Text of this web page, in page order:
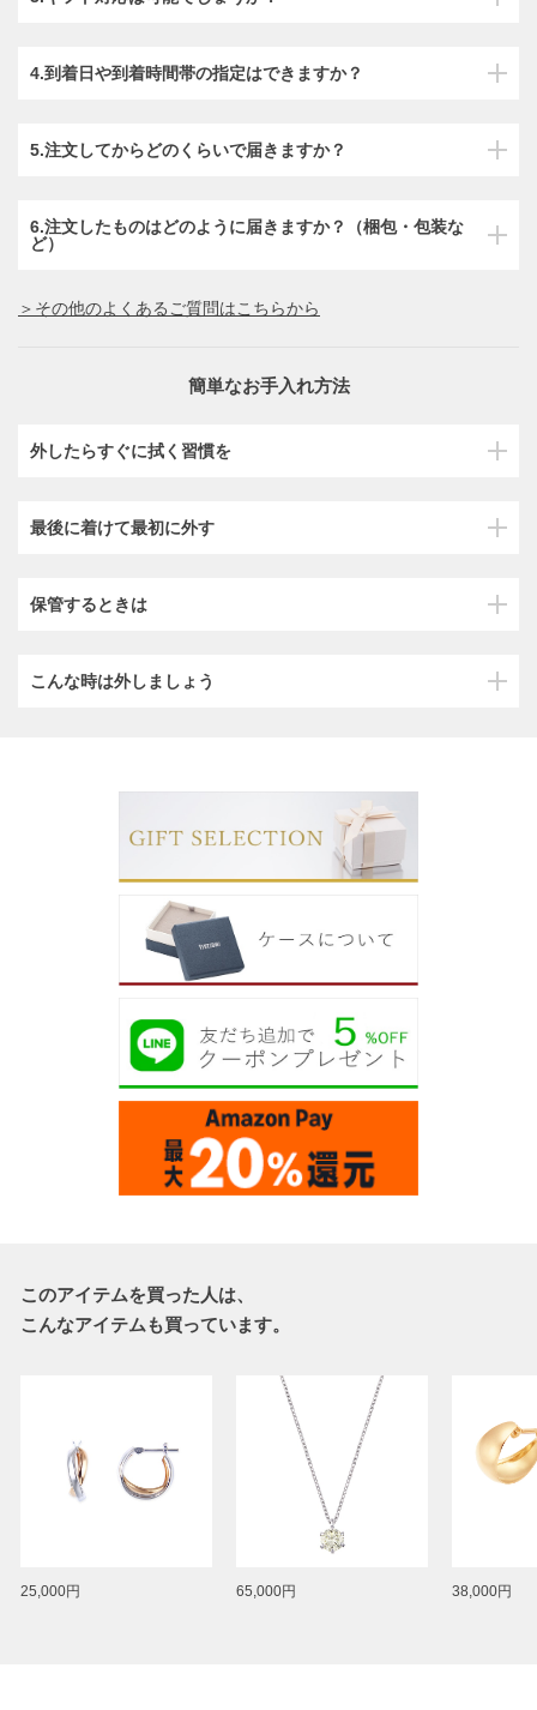
4.到着日や到着時間帯の指定はできますか？
5.注文してからどのくらいで届きますか？
6.注文したものはどのように届きますか？（梱包・包装な
ど）
＞その他のよくあるご質問はこちらから
簡単なお手入れ方法
外したらすぐに拭く習慣を
最後に着けて最初に外す
保管するときは
こんな時は外しましょう
このアイテムを買った人は、
こんなアイテムも買っています。
25,000円 65,000円 38,000円